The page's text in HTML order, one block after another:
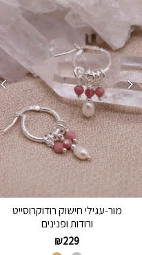
מור-עגילי חישוק רודוקרוסייט
ורודות ופנינים
₪229